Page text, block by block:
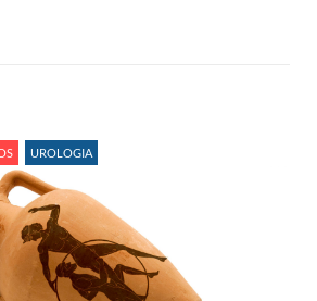
UROLOGIA